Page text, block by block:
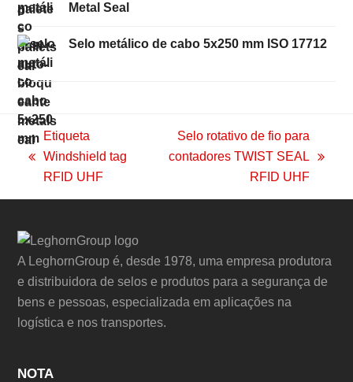
Metal Seal
Selo metálico de cabo 5x250 mm ISO 17712
Etiqueta
Windshield tag
RFID UHF
Selo rotativo de fio para
contadores TWIST SEAL
RFID UHF
A LeghornGroup é, desde 1978, uma empresa produtora
e distribuidora de selos e produtos para a segurança de
bens e pessoas, especializada em aplicações na
logística e nos transportes.
NOTA